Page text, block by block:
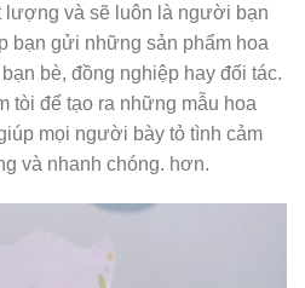
lượng và sẽ luôn là người bạn
bạn gửi những sản phẩm hoa
bè, đồng nghiệp hay đối tác.
tòi để tạo ra những mẫu hoa
mọi người bày tỏ tình cảm
và nhanh chóng. hơn.